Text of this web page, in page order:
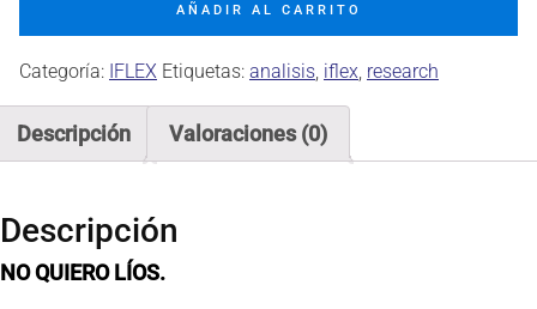
puntos
cantidad
AÑADIR AL CARRITO
Categoría: IFLEX Etiquetas: analisis iflex research
Descripción Valoraciones (0)
Descripción
NO QUIERO LÍOS.